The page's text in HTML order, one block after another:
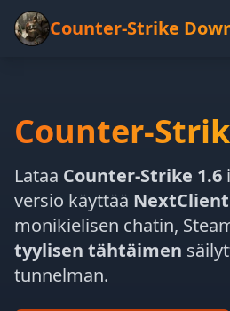
Counter-Strike
Counter-
Lataa Counter-Strike 1.6
versio käyttää
monikielisen chatin,
tyylisen tähtäimen
tunnelman.